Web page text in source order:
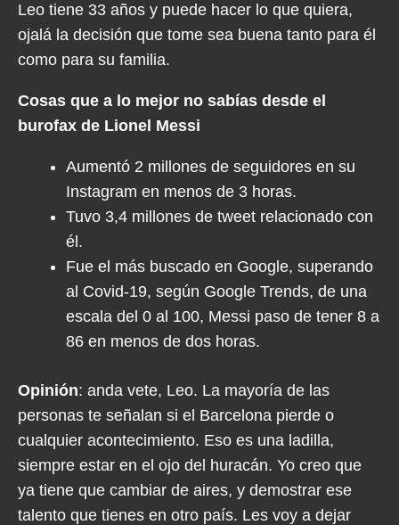
Leo tiene 33 años y puede hacer lo que quiera,
ojalá la decisión que tome sea buena tanto para él
como para su familia.
Cosas que a lo mejor no sabías desde el
burofax de Lionel Messi
Aumentó 2 millones de seguidores en su
Instagram en menos de 3 horas.
Tuvo 3,4 millones de tweet relacionado con
él.
Fue el más buscado en Google, superando
al Covid-19, según Google Trends, de una
escala del 0 al 100, Messi paso de tener 8 a
86 en menos de dos horas.
Opinión: anda vete, Leo. La mayoría de las
personas te señalan si el Barcelona pierde o
cualquier acontecimiento. Eso es una ladilla,
siempre estar en el ojo del huracán. Yo creo que
ya tiene que cambiar de aires, y demostrar ese
talento que tienes en otro país. Les voy a dejar